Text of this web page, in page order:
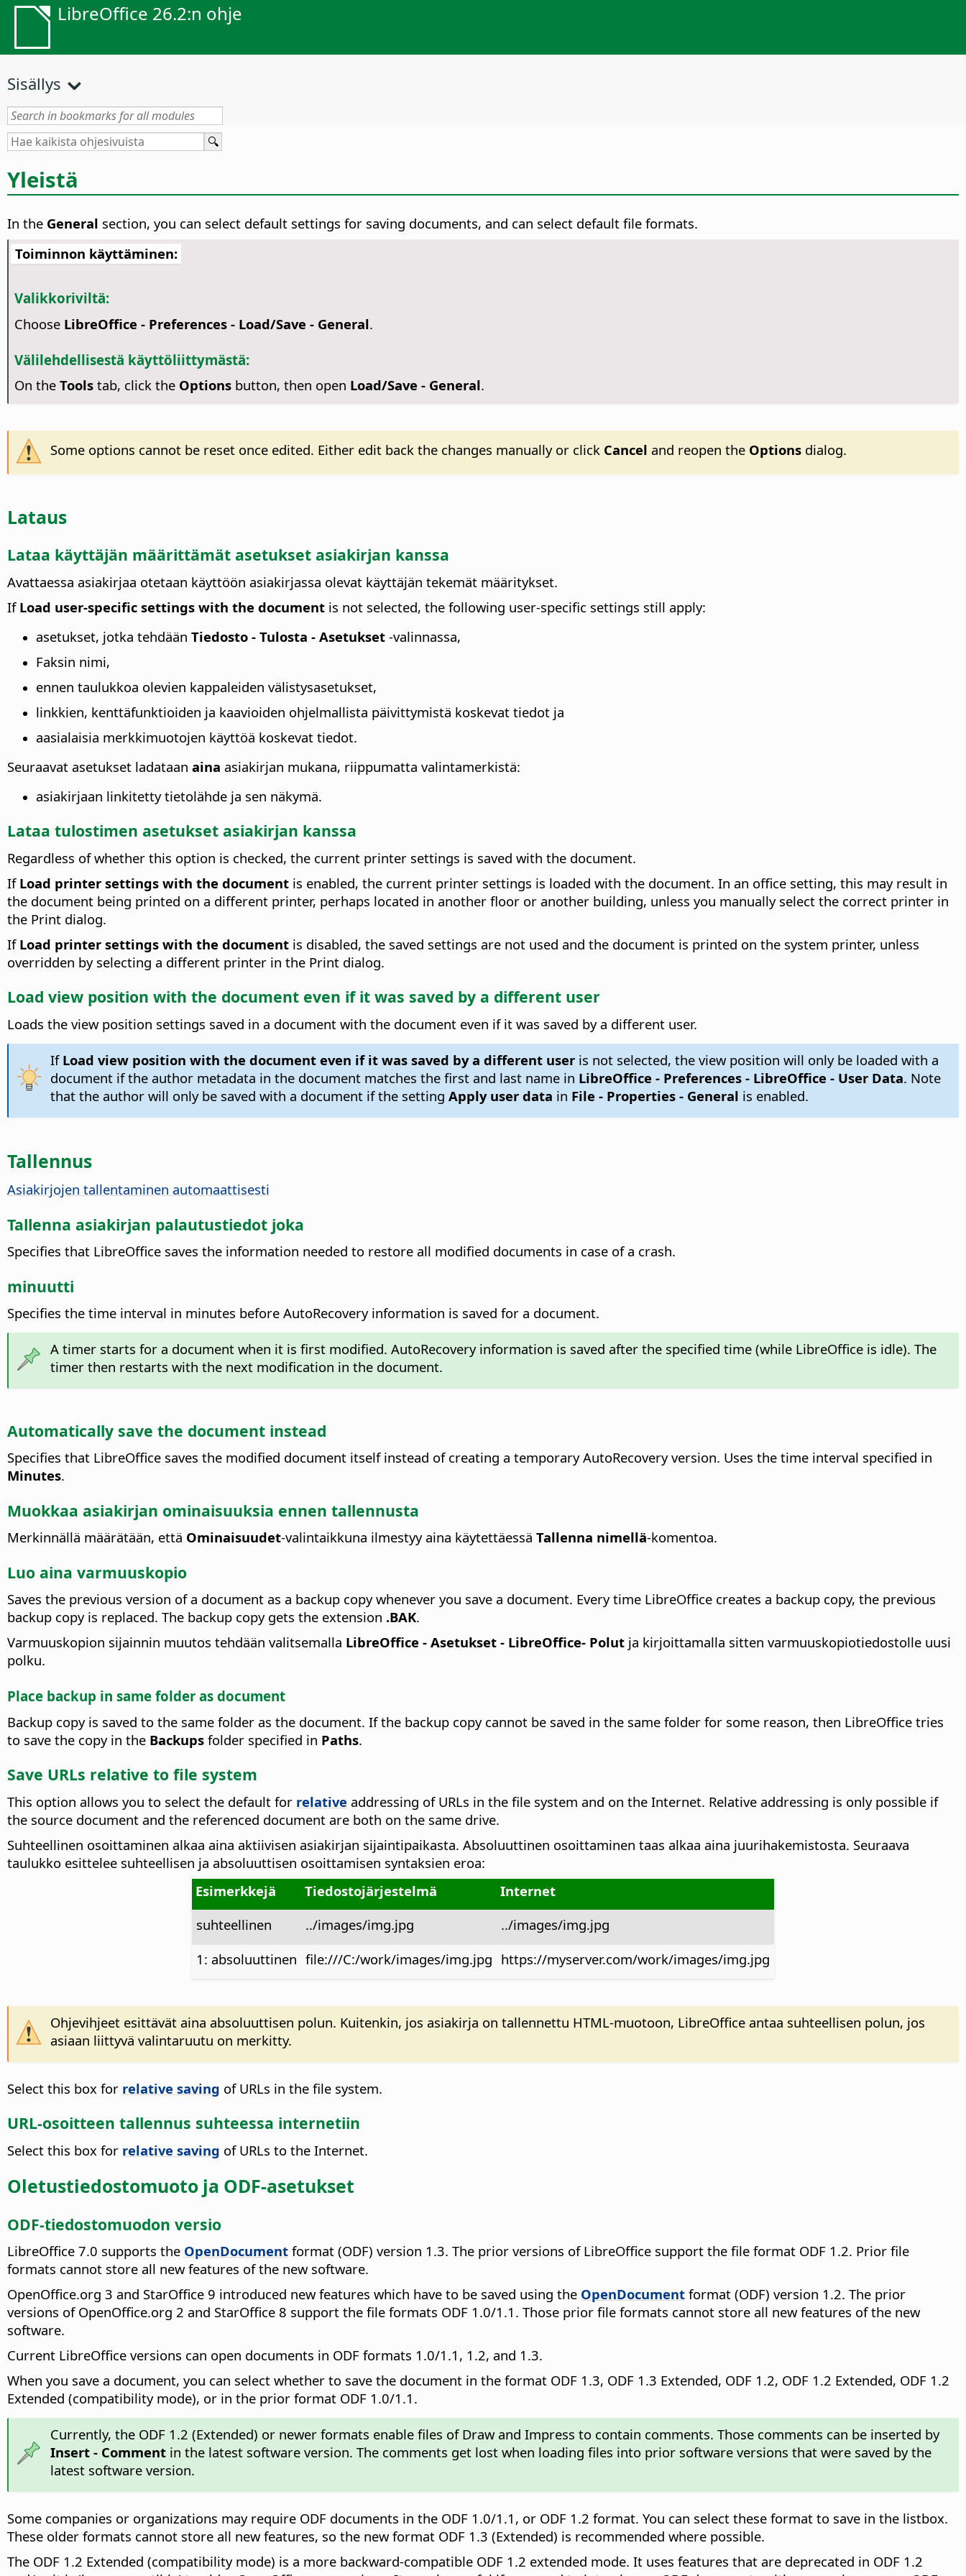
LibreOffice 26.2:n ohje
Sisällys
Yleistä
In the General section, you can select default settings for saving documents, and can select default file formats.
Toiminnon käyttäminen:
Valikkoriviltä:
Choose LibreOffice - Preferences- Load/Save - General.
Välilehdellisestä käyttöliittymästä:
On the Toolstab, click the Optionsbutton, then open Load/Save - General.
Some options cannot be reset once edited. Either edit back the changes manually or click Cancel and reopen the Optionsdialog.
Lataus
Lataa käyttäjän määrittämät asetukset asiakirjan kanssa
Avattaessa asiakirjaa otetaan käyttöön asiakirjassa olevat käyttäjän tekemät määritykset.
If Load user-specific settings with the document is not selected, the following user-specific settings still apply:
asetukset, jotka tehdään Tiedosto - Tulosta - Asetukset -valinnassa,
Faksin nimi,
ennen taulukkoa olevien kappaleiden välistysasetukset,
linkkien, kenttäfunktioiden ja kaavioiden ohjelmallista päivittymistä koskevat tiedot ja
aasialaisia merkkimuotojen käyttöä koskevat tiedot.
Seuraavat asetukset ladataan aina asiakirjan mukana, riippumatta valintamerkistä:
asiakirjaan linkitetty tietolähde ja sen näkymä.
Lataa tulostimen asetukset asiakirjan kanssa
Regardless of whether this option is checked, the current printer settings is saved with the document.
If Load printer settings with the document is enabled, the current printer settings is loaded with the document. In an office setting, this may result in
the document being printed on a different printer, perhaps located in another floor or another building, unless you manually select the correct printer in
the Print dialog.
If Load printer settings with the document is disabled, the saved settings are not used and the document is printed on the system printer, unless
overridden by selecting a different printer in the Print dialog.
Load view position with the document even if it was saved by a different user
Loads the view position settings saved in a document with the document even if it was saved by a different user.
If Load view position with the document even if it was saved by a different useris not selected, the view position will only be loaded with a
document if the author metadata in the document matches the first and last name in LibreOffice - Preferences- LibreOffice - User Data. Note
that the author will only be saved with a document if the setting Apply user data in File - Properties - General is enabled.
Tallennus
Asiakirjojen tallentaminen automaattisesti
Tallenna asiakirjan palautustiedot joka
Specifies that LibreOffice saves the information needed to restore all modified documents in case of a crash.
minuutti
Specifies the time interval in minutes before AutoRecovery information is saved for a document.
A timer starts for a document when it is first modified. AutoRecovery information is saved after the specified time (while LibreOffice is idle). The
timer then restarts with the next modification in the document.
Automatically save the document instead
Specifies that LibreOffice saves the modified document itself instead of creating a temporary AutoRecovery version. Uses the time interval specified in
Minutes.
Muokkaa asiakirjan ominaisuuksia ennen tallennusta
Merkinnällä määrätään, että Ominaisuudet-valintaikkuna ilmestyy aina käytettäessä Tallenna nimellä-komentoa.
Luo aina varmuuskopio
Saves the previous version of a document as a backup copy whenever you save a document. Every time LibreOffice creates a backup copy, the previous
backup copy is replaced. The backup copy gets the extension .BAK.
Varmuuskopion sijainnin muutos tehdään valitsemalla LibreOffice - Asetukset - LibreOffice- Polut ja kirjoittamalla sitten varmuuskopiotiedostolle uusi
polku.
Place backup in same folder as document
Backup copy is saved to the same folder as the document. If the backup copy cannot be saved in the same folder for some reason, then LibreOffice tries
to save the copy in the Backups folder specified in Paths.
Save URLs relative to file system
This option allows you to select the default for relative addressing of URLs in the file system and on the Internet. Relative addressing is only possible if
the source document and the referenced document are both on the same drive.
Suhteellinen osoittaminen alkaa aina aktiivisen asiakirjan sijaintipaikasta. Absoluuttinen osoittaminen taas alkaa aina juurihakemistosta. Seuraava
taulukko esittelee suhteellisen ja absoluuttisen osoittamisen syntaksien eroa:
Esimerkkejä
Tiedostojärjestelmä
Internet
suhteellinen
../images/img.jpg
../images/img.jpg
1: absoluuttinen file:///C:/work/images/img.jpg https://myserver.com/work/images/img.jpg
Ohjevihjeet esittävät aina absoluuttisen polun. Kuitenkin, jos asiakirja on tallennettu HTML-muotoon, LibreOfficeantaa suhteellisen polun, jos
asiaan liittyvä valintaruutu on merkitty.
Select this box for relative saving of URLs in the file system.
URL-osoitteen tallennus suhteessa internetiin
Select this box for relative saving of URLs to the Internet.
Oletustiedostomuoto ja ODF-asetukset
ODF-tiedostomuodon versio
LibreOffice 7.0 supports the OpenDocument format (ODF) version 1.3. The prior versions of LibreOffice support the file format ODF 1.2. Prior file
formats cannot store all new features of the new software.
OpenOffice.org 3 and StarOffice 9 introduced new features which have to be saved using the OpenDocument format (ODF) version 1.2. The prior
versions of OpenOffice.org 2 and StarOffice 8 support the file formats ODF 1.0/1.1. Those prior file formats cannot store all new features of the new
software.
Current LibreOffice versions can open documents in ODF formats 1.0/1.1, 1.2, and 1.3.
When you save a document, you can select whether to save the document in the format ODF 1.3, ODF 1.3 Extended, ODF 1.2, ODF 1.2 Extended, ODF 1.2
Extended (compatibility mode), or in the prior format ODF 1.0/1.1.
Currently, the ODF 1.2 (Extended) or newer formats enable files of Draw and Impress to contain comments. Those comments can be inserted by
Insert - Commentin the latest software version. The comments get lost when loading files into prior software versions that were saved by the
latest software version.
Some companies or organizations may require ODF documents in the ODF 1.0/1.1, or ODF 1.2 format. You can select these format to save in the listbox.
These older formats cannot store all new features, so the new format ODF 1.3 (Extended) is recommended where possible.
The ODF 1.2 Extended (compatibility mode) is a more backward-compatible ODF 1.2 extended mode. It uses features that are deprecated in ODF 1.2